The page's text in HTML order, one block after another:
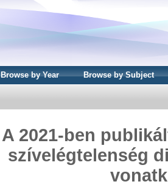
Browse by Year Browse by Subject
A 2021-ben
szívelégtelenség